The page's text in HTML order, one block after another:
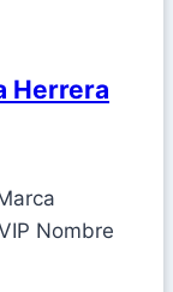
Herrera
Nombre